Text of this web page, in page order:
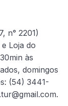
n° 2201)
Loja do
às
domingos
(54) 3441-